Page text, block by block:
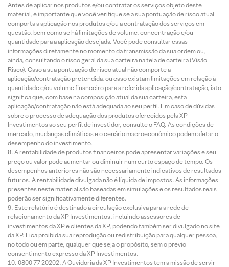
Antes de aplicar nos produtos e/ou contratar os serviços objeto deste
material, é importante que você verifique se a sua pontuação de risco atual
comporta a aplicação nos produtos e/ou a contratação dos serviços em
questão, bem como se há limitações de volume, concentração e/ou
quantidade para a aplicação desejada. Você pode consultar essas
informações diretamente no momento da transmissão da sua ordem ou,
ainda, consultando o risco geral da sua carteira na tela de carteira (Visão
Risco). Caso a sua pontuação de risco atual não comporte a
aplicação/contratação pretendida, ou caso existam limitações em relação à
quantidade e/ou volume financeiro para a referida aplicação/contratação, isto
significa que, com base na composição atual da sua carteira, esta
aplicação/contratação não está adequada ao seu perfil. Em caso de dúvidas
sobre o processo de adequação dos produtos oferecidos pela XP
Investimentos ao seu perfil de investidor, consulte o FAQ. As condições de
mercado, mudanças climáticas e o cenário macroeconômico podem afetar o
desempenho do investimento.
A rentabilidade de produtos financeiros pode apresentar variações e seu
preço ou valor pode aumentar ou diminuir num curto espaço de tempo. Os
desempenhos anteriores não são necessariamente indicativos de resultados
futuros. A rentabilidade divulgada não é líquida de impostos. As informações
presentes neste material são baseadas em simulações e os resultados reais
poderão ser significativamente diferentes.
Este relatório é destinado à circulação exclusiva para a rede de
relacionamento da XP Investimentos, incluindo assessores de
investimentos da XP e clientes da XP, podendo também ser divulgado no site
da XP. Fica proibida sua reprodução ou redistribuição para qualquer pessoa,
no todo ou em parte, qualquer que seja o propósito, sem o prévio
consentimento expresso da XP Investimentos.
0800 77 20202. A Ouvidoria da XP Investimentos tem a missão de servir